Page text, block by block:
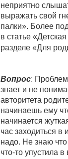
неприятно
выражать свой
палки». Более
в статье
разделе «Для
Вопрос:
знает и не
авторитета
начинаешь ему
начинается
час заходиться в
надо. Не знаю
что-то упустила